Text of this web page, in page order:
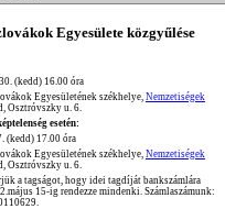
Egyesülete közgyűlése
(kedd) 16.00 óra
Egyesületének székhelye, Nemzetiségek
Osztróvszky u. 6.
esetén:
(kedd) 17.00 óra
Egyesületének székhelye, Nemzetiségek
Osztróvszky u. 6.
a tagságot, hogy idei tagdíját bankszámlára
15-ig rendezze mindenki. Számlaszámunk: